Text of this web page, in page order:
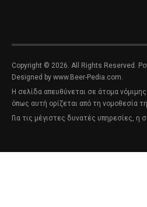
Copyright © 2026. All Rights Reserved.
Designed by www.Beer-Pedia.com.
Η σελίδα απευθύνεται σε άτομα
όπως αυτή ορίζεται από τη νομοθεσία
Για τις μέγιστες δυνατές υπηρεσίες, η